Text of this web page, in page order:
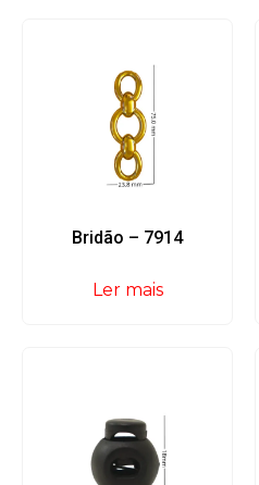
Bridão – 7914
Ler mais